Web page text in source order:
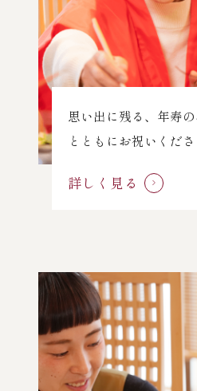
思い出に残る、年寿
とともにお祝いくださ
詳しく見る